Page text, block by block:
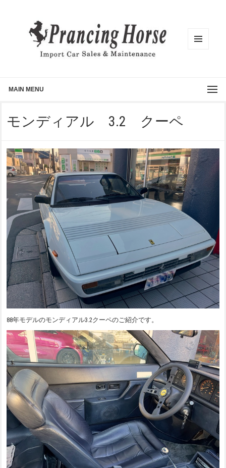
MAIN MENU
モンディアル 3.2 クーペ
88年モデルのモンディアル3.2クーペのご紹介です。